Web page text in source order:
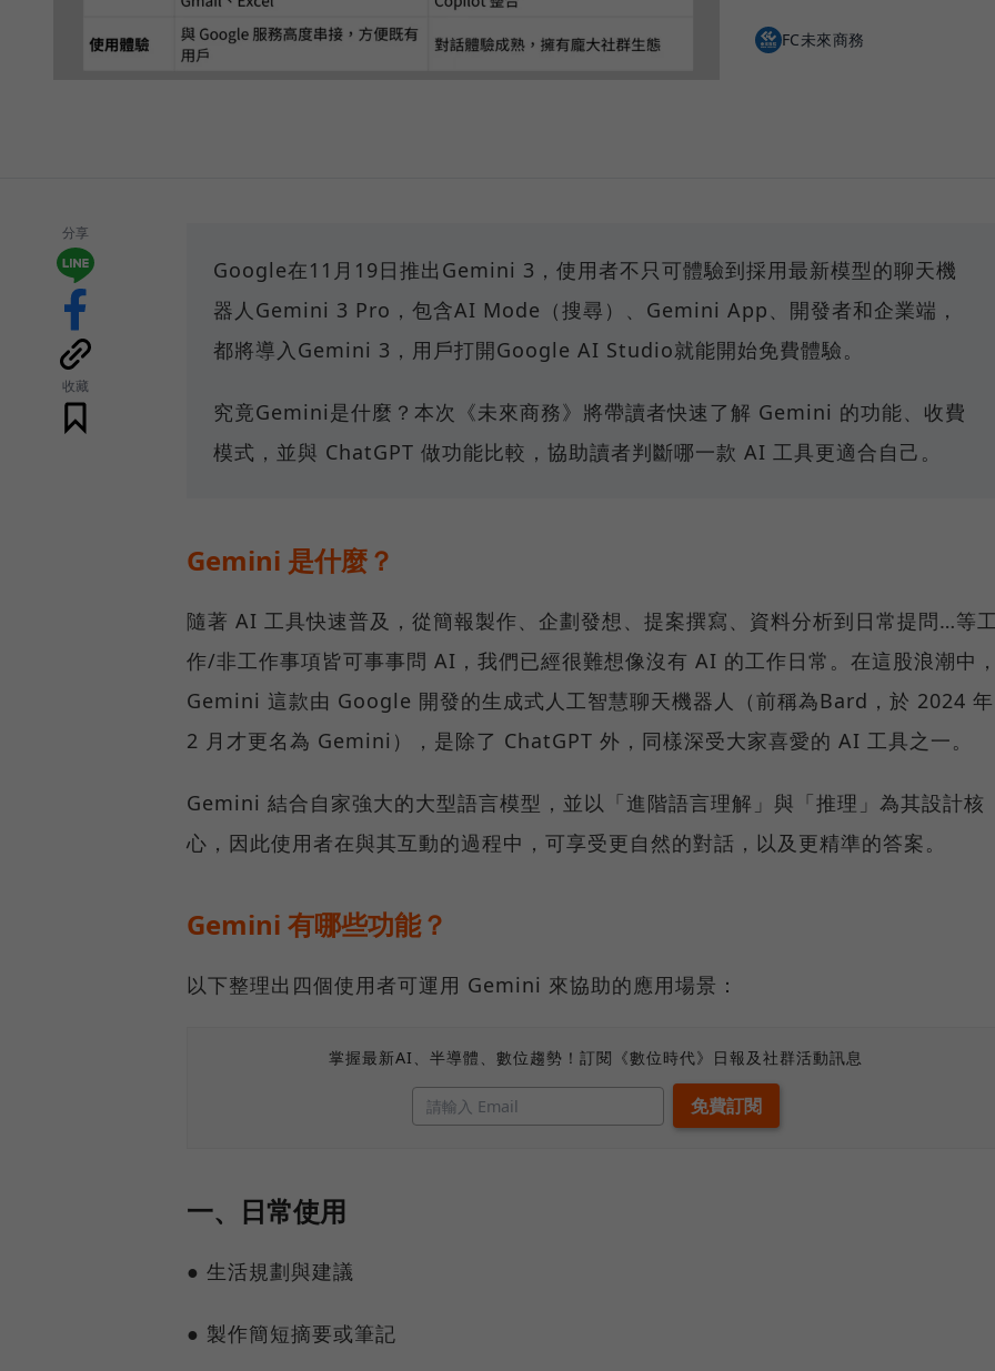
FC未來商務
分享
收藏
Google在11月19日推出Gemini 3，使用者不只可體驗到採用最新模型的聊天機
器人Gemini 3 Pro，包含AI Mode（搜尋）、Gemini App、開發者和企業端，
都將導入Gemini 3，用戶打開Google AI Studio就能開始免費體驗。
究竟Gemini是什麼？本次《未來商務》將帶讀者快速了解 Gemini 的功能、收費
模式，並與 ChatGPT 做功能比較，協助讀者判斷哪一款 AI 工具更適合自己。
Gemini 是什麼？
隨著 AI 工具快速普及，從簡報製作、企劃發想、提案撰寫、資料分析到日常提問…等
作/非工作事項皆可事事問 AI，我們已經很難想像沒有 AI 的工作日常。在這股浪潮中
Gemini 這款由 Google 開發的生成式人工智慧聊天機器人（前稱為Bard，於 2024 年
2 月才更名為 Gemini），是除了 ChatGPT 外，同樣深受大家喜愛的 AI 工具之一。
Gemini 結合自家強大的大型語言模型，並以「進階語言理解」與「推理」為其設計核
心，因此使用者在與其互動的過程中，可享受更自然的對話，以及更精準的答案。
Gemini 有哪些功能？
以下整理出四個使用者可運用 Gemini 來協助的應用場景：
掌握最新AI、半導體、數位趨勢！訂閱《數位時代》日報及社群活動訊息
一、日常使用
● 生活規劃與建議
● 製作簡短摘要或筆記